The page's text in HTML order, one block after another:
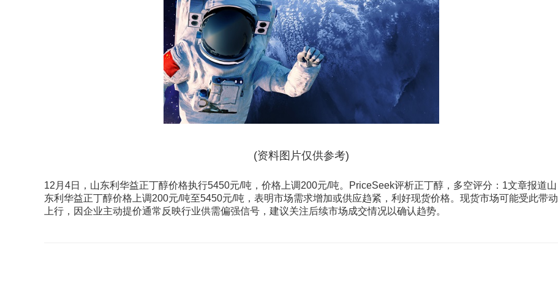
(资料图片仅供参考)
12月4日，山东利华益正丁醇价格执行5450元/吨，价格上调200元/吨。PriceSeek评析正丁醇，多空评分：1文章报道山
东利华益正丁醇价格上调200元/吨至5450元/吨，表明市场需求增加或供应趋紧，利好现货价格。现货市场可能受此带动
上行，因企业主动提价通常反映行业供需偏强信号，建议关注后续市场成交情况以确认趋势。